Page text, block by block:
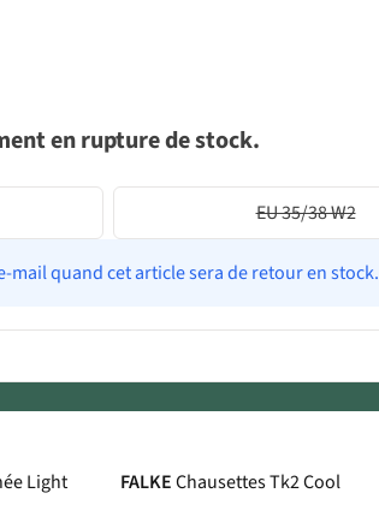
en rupture de stock.
EU 35/38 W2
mail quand cet article sera de retour en stock.
Light
FALKEChausettes Tk2 Cool